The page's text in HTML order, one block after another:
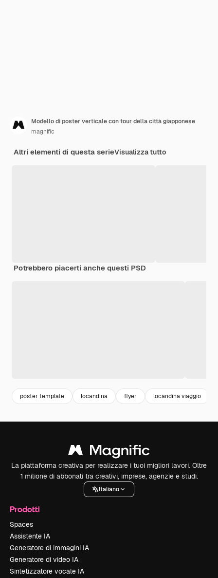
Modello di poster verticale con tour della città giapponese
magnific
Altri elementi di questa serieVisualizza tutto
Potrebbero piacerti anche questi PSD
poster template locandina flyer locandina viaggio
La piattaforma creativa per realizzare i tuoi migliori lavori. Oltre
1 milione di abbonati tra creativi, imprese, agenzie e studi.
Italiano
Prodotti
Spaces
Assistente IA
Generatore di immagini IA
Generatore di video IA
Sintetizzatore vocale IA